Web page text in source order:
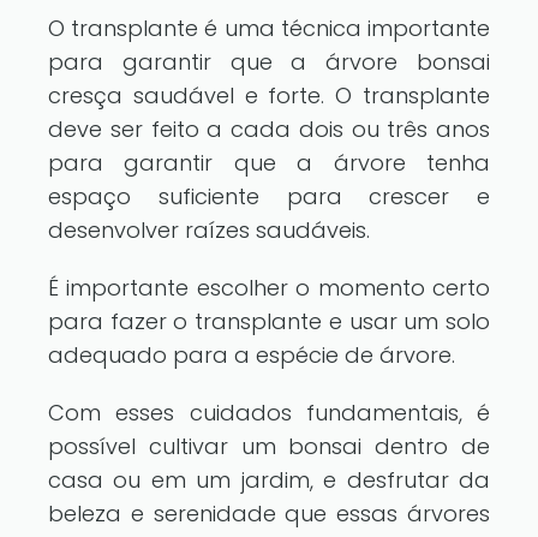
O transplante é uma técnica importante
para garantir que a árvore bonsai
cresça saudável e forte. O transplante
deve ser feito a cada dois ou três anos
para garantir que a árvore tenha
espaço suficiente para crescer e
desenvolver raízes saudáveis.
É importante escolher o momento certo
para fazer o transplante e usar um solo
adequado para a espécie de árvore.
Com esses cuidados fundamentais, é
possível cultivar um bonsai dentro de
casa ou em um jardim, e desfrutar da
beleza e serenidade que essas árvores